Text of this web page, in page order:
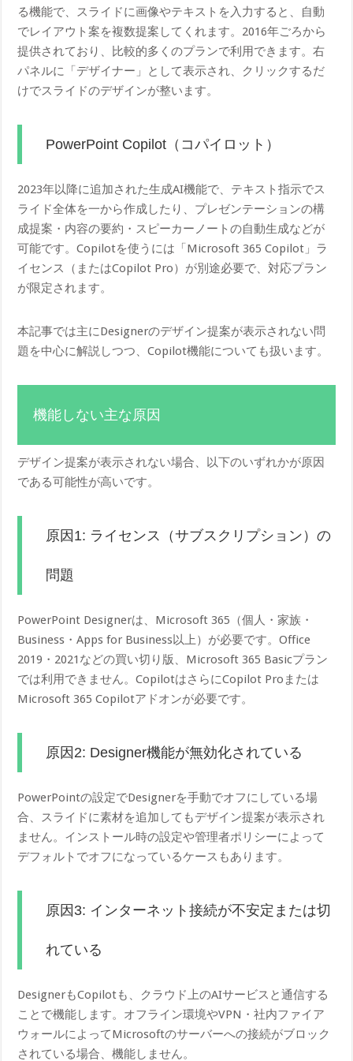
る機能で、スライドに画像やテキストを入力すると、自動
でレイアウト案を複数提案してくれます。2016年ごろから
提供されており、比較的多くのプランで利用できます。右
パネルに「デザイナー」として表示され、クリックするだ
けでスライドのデザインが整います。
PowerPoint Copilot（コパイロット）
2023年以降に追加された生成AI機能で、テキスト指示でス
ライド全体を一から作成したり、プレゼンテーションの構
成提案・内容の要約・スピーカーノートの自動生成などが
可能です。Copilotを使うには「Microsoft 365 Copilot」ラ
イセンス（またはCopilot Pro）が別途必要で、対応プラン
が限定されます。
本記事では主にDesignerのデザイン提案が表示されない問
題を中心に解説しつつ、Copilot機能についても扱います。
機能しない主な原因
デザイン提案が表示されない場合、以下のいずれかが原因
である可能性が高いです。
原因1: ライセンス（サブスクリプション）の
問題
PowerPoint Designerは、Microsoft 365（個人・家族・
Business・Apps for Business以上）が必要です。Office
2019・2021などの買い切り版、Microsoft 365 Basicプラン
では利用できません。CopilotはさらにCopilot Proまたは
Microsoft 365 Copilotアドオンが必要です。
原因2: Designer機能が無効化されている
PowerPointの設定でDesignerを手動でオフにしている場
合、スライドに素材を追加してもデザイン提案が表示され
ません。インストール時の設定や管理者ポリシーによって
デフォルトでオフになっているケースもあります。
原因3: インターネット接続が不安定または切
れている
DesignerもCopilotも、クラウド上のAIサービスと通信する
ことで機能します。オフライン環境やVPN・社内ファイア
ウォールによってMicrosoftのサーバーへの接続がブロック
されている場合、機能しません。